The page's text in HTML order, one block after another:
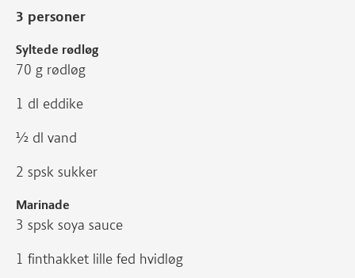
3 personer
Syltede rødløg
70 g rødløg
1 dl eddike
½ dl vand
2 spsk sukker
Marinade
3 spsk soya sauce
1 finthakket lille fed hvidløg